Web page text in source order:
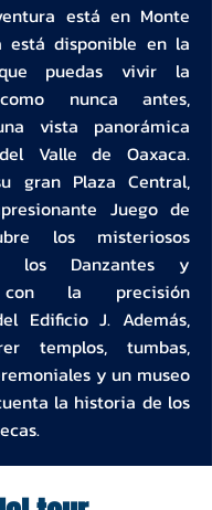
está en Monte
está disponible en la
puedas vivir la
nunca antes,
vista panorámica
Valle de Oaxaca.
gran Plaza Central,
Juego de
los misteriosos
los Danzantes y
con la precisión
Edificio J. Además,
templos, tumbas,
y un museo
la historia de los